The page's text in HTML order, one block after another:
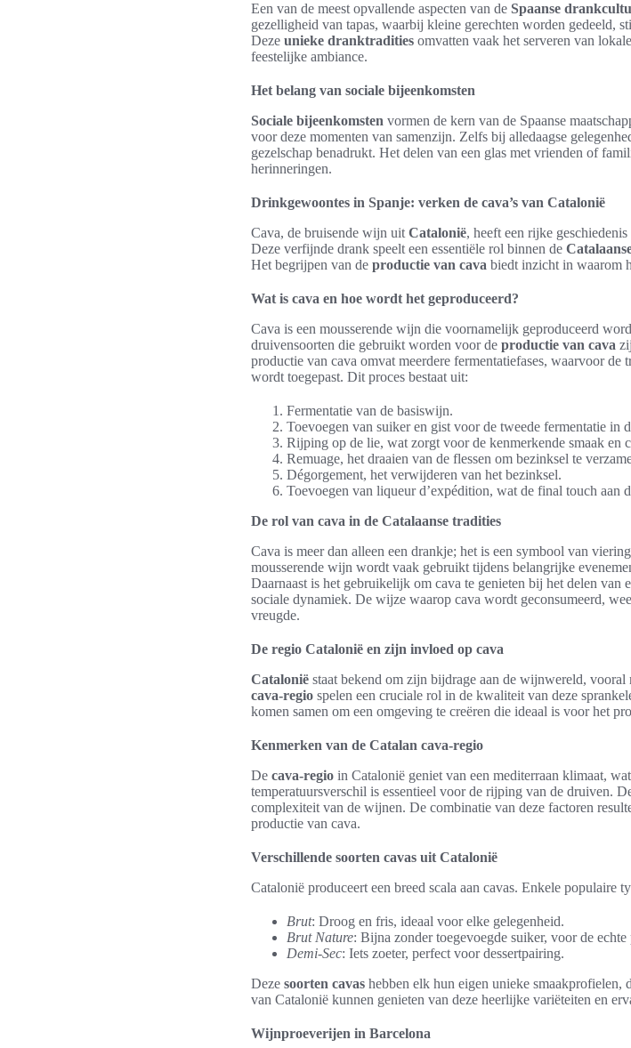
Een van de meest opvallende aspecten van de Spaanse
gezelligheid van tapas, waarbij kleine gerechten worden gedeeld,
Deze unieke dranktradities omvatten vaak het serveren van
feestelijke ambiance.
Het belang van sociale bijeenkomsten
Sociale bijeenkomsten vormen de kern van de Spaanse
voor deze momenten van samenzijn. Zelfs bij alledaagse
gezelschap benadrukt. Het delen van een glas met vrienden of
herinneringen.
Drinkgewoontes in Spanje: verken de cava’s van Catalonië
Cava, de bruisende wijn uit Catalonië, heeft een rijke
Deze verfijnde drank speelt een essentiële rol binnen de
Het begrijpen van de productie van cava biedt inzicht in waarom
Wat is cava en hoe wordt het geproduceerd?
Cava is een mousserende wijn die voornamelijk geproduceerd
druivensoorten die gebruikt worden voor de productie van cava
productie van cava omvat meerdere fermentatiefases, waarvoor de
wordt toegepast. Dit proces bestaat uit:
Fermentatie van de basiswijn.
Toevoegen van suiker en gist voor de tweede fermentatie in
Rijping op de lie, wat zorgt voor de kenmerkende smaak en
Remuage, het draaien van de flessen om bezinksel te
Dégorgement, het verwijderen van het bezinksel.
Toevoegen van liqueur d’expédition, wat de final touch aan
De rol van cava in de Catalaanse tradities
Cava is meer dan alleen een drankje; het is een symbool van
mousserende wijn wordt vaak gebruikt tijdens belangrijke
Daarnaast is het gebruikelijk om cava te genieten bij het delen van
sociale dynamiek. De wijze waarop cava wordt geconsumeerd,
vreugde.
De regio Catalonië en zijn invloed op cava
Catalonië staat bekend om zijn bijdrage aan de wijnwereld,
cava-regio spelen een cruciale rol in de kwaliteit van deze
komen samen om een omgeving te creëren die ideaal is voor het
Kenmerken van de Catalan cava-regio
De cava-regio in Catalonië geniet van een mediterraan klimaat,
temperatuursverschil is essentieel voor de rijping van de druiven.
complexiteit van de wijnen. De combinatie van deze factoren
productie van cava.
Verschillende soorten cavas uit Catalonië
Catalonië produceert een breed scala aan cavas. Enkele populaire
Brut: Droog en fris, ideaal voor elke gelegenheid.
Brut Nature: Bijna zonder toegevoegde suiker, voor de echte
Demi-Sec: Iets zoeter, perfect voor dessertpairing.
Deze soorten cavas hebben elk hun eigen unieke smaakprofielen,
van Catalonië kunnen genieten van deze heerlijke variëteiten en
Wijnproeverijen in Barcelona